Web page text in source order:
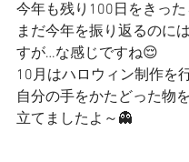
今年も残り100日をきっ
まだ今年を振り返るのに
すが…な感じですね😌
10月はハロウィン制作を
自分の手をかたどった物
立てましたよ～👻